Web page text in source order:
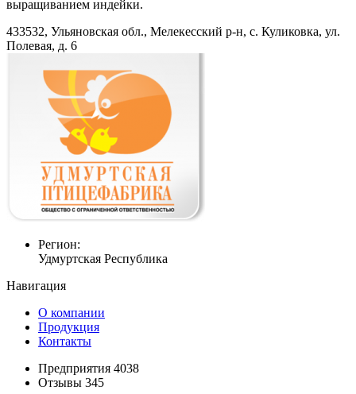
выращиванием индейки.
433532, Ульяновская обл., Мелекесский р-н, с. Куликовка, ул.
Полевая, д. 6
Регион:
Удмуртская Республика
Навигация
О компании
Продукция
Контакты
Предприятия 4038
Отзывы 345